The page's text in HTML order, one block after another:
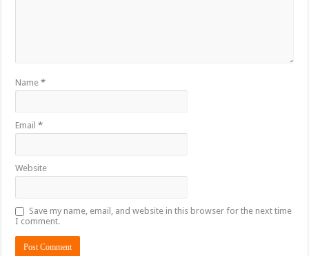
Name*
Email*
Website
Save my name, email, and website in this browser for the next time
I comment.